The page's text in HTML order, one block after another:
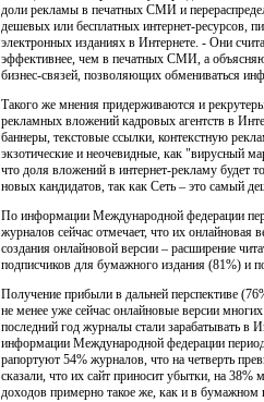
доли рекламы в печатных СМИ и
дешевых или бесплатных интернет-ресурсов,
электронных изданиях в Интернете. - Они
эффективнее, чем в печатных СМИ, а
бизнес-связей, позволяющих обмениваться
Такого же мнения придерживаются и
рекламных вложений кадровых агентств в
баннеры, текстовые ссылки, контекстную
экзотические и неочевидные, как "вирусный
что доля вложений в интернет-рекламу будет
новых кандидатов, так как Сеть – это самый
По информации Международной федерации
журналов сейчас отмечает, что их
создания онлайновой версии – расширение
подписчиков для бумажного издания (81%) и
Получение прибыли в дальней перспективе
не менее уже сейчас онлайновые версии
последний год журналы стали зарабатывать в
информации Международной федерации
рапортуют 54% журналов, что на четверть
сказали, что их сайт приносит убытки, на 38%
доходов примерно такое же, как и в бумажном